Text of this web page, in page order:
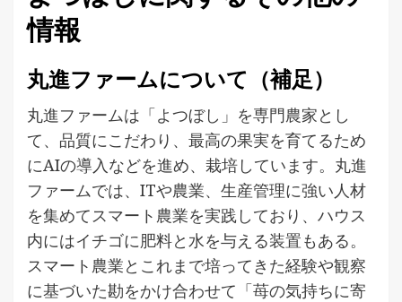
情報
丸進ファームについて（補足）
丸進ファームは「よつぼし」を専門農家とし
て、品質にこだわり、最高の果実を育てるため
にAIの導入などを進め、栽培しています。丸進
ファームでは、ITや農業、生産管理に強い人材
を集めてスマート農業を実践しており、ハウス
内にはイチゴに肥料と水を与える装置もある。
スマート農業とこれまで培ってきた経験や観察
に基づいた勘をかけ合わせて「苺の気持ちに寄